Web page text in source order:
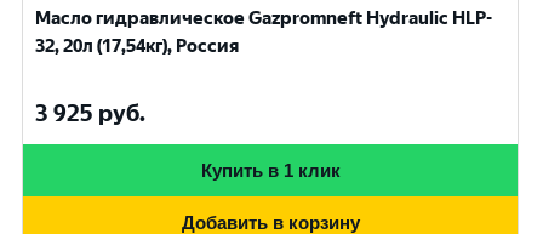
Масло гидравлическое Gazpromneft Hydraulic HLP-
32, 20л (17,54кг), Россия
3 925 руб.
Купить в 1 клик
Добавить в корзину